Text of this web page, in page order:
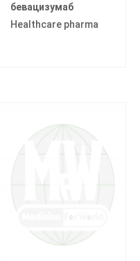
бевацизумаб
Healthcare pharma